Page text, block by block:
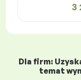
3
Dla firm:
temat